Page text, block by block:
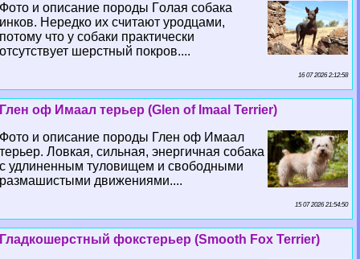
Фото и описание породы Гoлая собака
инков. Нередко их считают уpoдцами,
потому что у собаки пpaктически
отсутствует шерстный покров....
16 07 2026 2:12:58
Глен оф Имаал терьер (Glen of Imaal Terrier)
Фото и описание породы Глен оф Имаал
терьер. Ловкая, сильная, энергичная собака
с удлиненным туловищем и свободными
размашистыми движениями....
15 07 2026 21:54:50
Гладкошерстный фокстерьер (Smooth Fox Terrier)